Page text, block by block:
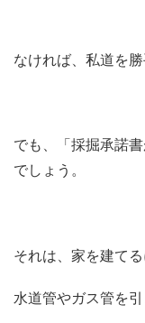
なければ、私道を
でも、「採掘承諾
でしょう。
それは、家を建てる
水道管やガス管を